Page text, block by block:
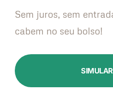
Sem juros, sem
cabem no seu bolso!